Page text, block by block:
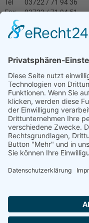
Tel
03722 / 71 94 36
Fax
03722 / 71 94 51
joerg.gaertner@swmb.de
Jetzt
TERMIN VEREINBAREN